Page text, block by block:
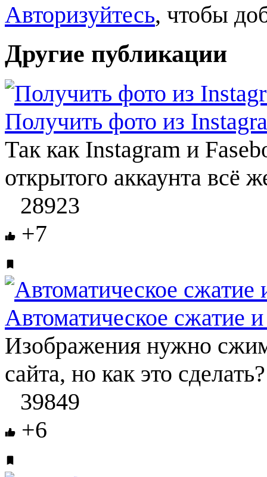
Авторизуйтесь, чтобы
Другие публикации
Получить фото из
Так как Instagram и
открытого аккаунта всё
28923
+7
Автоматическое сжатие
Изображения нужно
сайта, но как это
39849
+6